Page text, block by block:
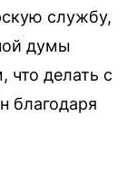
службу,
думы
делать с
благодаря